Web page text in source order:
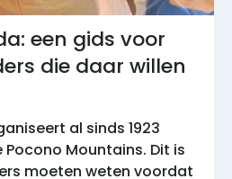
een gids voor
die daar willen
al sinds 1923
Mountains. Dit is
moeten weten voordat